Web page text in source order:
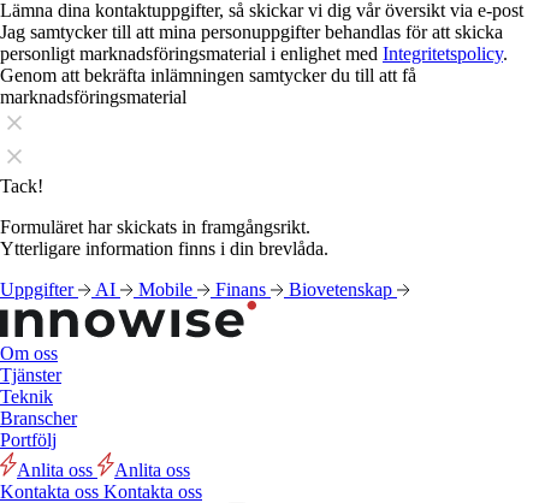
Lämna dina kontaktuppgifter, så skickar vi dig vår översikt via e-post
Jag samtycker till att mina personuppgifter behandlas för att skicka
personligt marknadsföringsmaterial i enlighet med Integritetspolicy.
Genom att bekräfta inlämningen samtycker du till att få
marknadsföringsmaterial
Tack!
Formuläret har skickats in framgångsrikt.
Ytterligare information finns i din brevlåda.
Uppgifter
AI Mobile Finans Biovetenskap
Om oss
Tjänster
Teknik
Branscher
Portfölj
Anlita oss
Anlita oss
Kontakta oss Kontakta oss